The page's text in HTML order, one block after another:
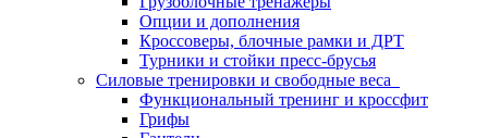
Опции и дополнения
Кроссоверы, блочные рамки и ДРТ
Турники и стойки пресс-брусья
Силовые тренировки и свободные веса
Функциональный тренинг и кроссфит
Грифы